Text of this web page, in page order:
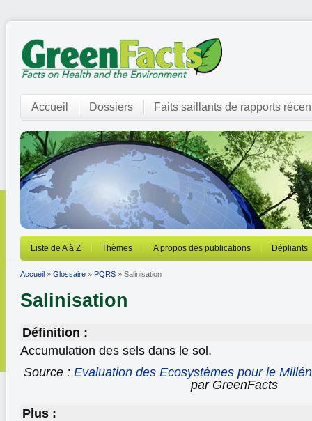
Accueil Dossiers Faits saillants de rapports
Liste de A à Z Thèmes A propos des publications Dépliants
Accueil » Glossaire » PQRS » Salinisation
Salinisation
Définition :
Accumulation des sels dans le sol.
Source : Evaluation des Ecosystèmes pour le
par GreenFacts
Plus :